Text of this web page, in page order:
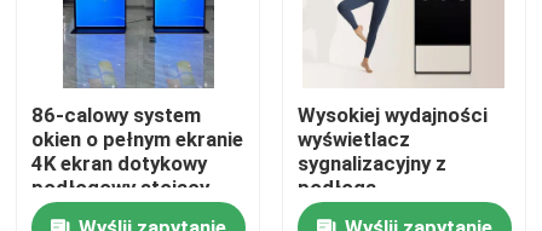
Dom
Produkty
Filmy
86-calowy system
okien o pełnym ekranie
4K ekran dotykowy
podłogowy stojący
Wysokiej wydajności
wyświetlacz
sygnalizacyjny z
podłogą
czterogłowego